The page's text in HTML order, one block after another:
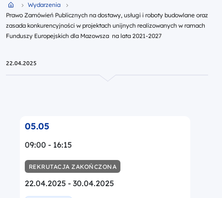
unijnych realizowanych w ramach
Funduszy Europejskich dla
Mazowsza na lata 2021-2027
Przejdź do strony głównej portalu
Wydarzenia
Prawo Zamówień Publicznych na dostawy, usługi i roboty budowlane oraz
zasada konkurencyjności w projektach unijnych realizowanych w ramach
Funduszy Europejskich dla Mazowsza na lata 2021-2027
22.04.2025
05.05
09:00 - 16:15
REKRUTACJA ZAKOŃCZONA
22.04.2025 - 30.04.2025